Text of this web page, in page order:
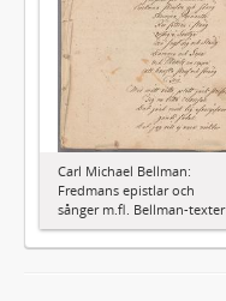
Carl Michael Bellman:
Fredmans epistlar och
sånger m.fl. Bellman-texter